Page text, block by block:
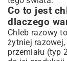
sukcesu
Pieczenie
skórkę i
Warianty
Nowe Smaki
Chleb razowy
Co to jest
dlaczego
Chleb razowy
żytniej razowej,
przemiału (typ